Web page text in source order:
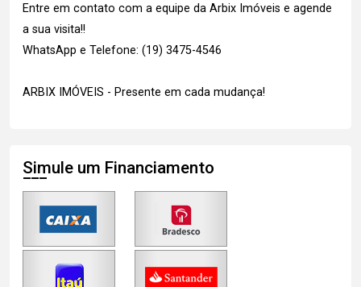
Entre em contato com a equipe da Arbix Imóveis e agende
a sua visita!!
WhatsApp e Telefone: (19) 3475-4546
ARBIX IMÓVEIS - Presente em cada mudança!
Simule um Financiamento